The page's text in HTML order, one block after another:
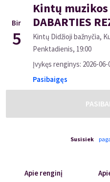
Bir
5
Kintų
DABARTIES
Kintų Didžioji bažnyčia,
Penktadienis, 19:00
Įvykęs renginys: 2026-06-
Pasibaigęs
Susisiek
Apie renginį